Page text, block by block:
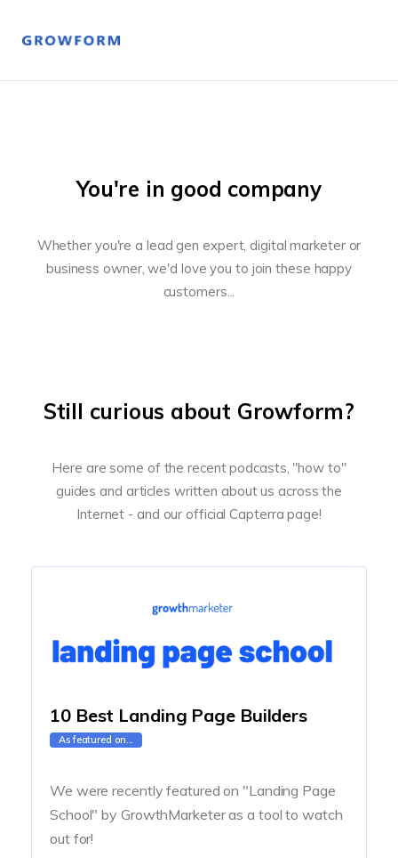
You're in good company
Whether you're a lead gen expert, digital marketer or
business owner, we'd love you to join these happy
customers...
Still curious about Growform?
Here are some of the recent podcasts, "how to"
guides and articles written about us across the
Internet - and our official Capterra page!
10 Best Landing Page Builders
As featured on...
We were recently featured on "Landing Page
School" by GrowthMarketer as a tool to watch
out for!